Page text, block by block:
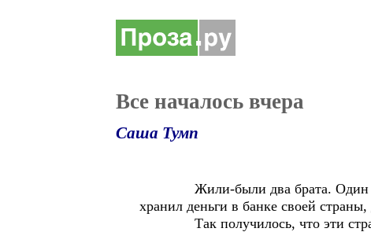
Все началось вчера
Саша Тумп
Жили-были два брата. Один
хранил деньги в банке своей
Так получилось, что эти